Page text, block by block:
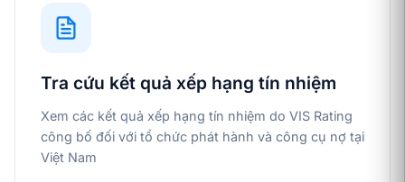
Tra cứu kết quả xếp hạng tín nhiệm
Xem các kết quả xếp hạng tín nhiệm do VIS Rating
công bố đối với tổ chức phát hành và công cụ nợ tại
Việt Nam